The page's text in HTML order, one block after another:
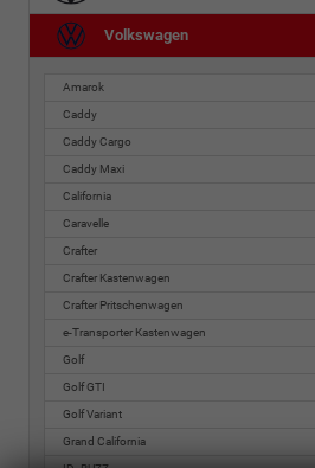
Volkswagen
Amarok
Caddy
Caddy Cargo
Caddy Maxi
California
Caravelle
Crafter
Crafter Kastenwagen
Crafter Pritschenwagen
e-Transporter Kastenwagen
Golf
Golf GTI
Golf Variant
Grand California